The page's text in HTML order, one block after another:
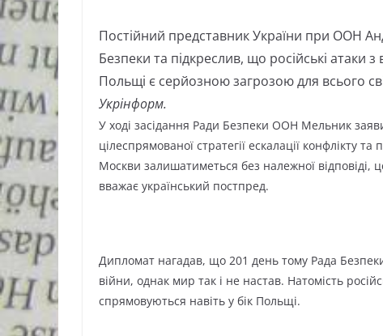
Постійний представник України при ООН
Безпеки та підкреслив, що російські атаки
Польщі є серйозною загрозою для всього
Укрінформ.
У ході засідання Ради Безпеки ООН Мельник
цілеспрямованої стратегії ескалації конфлікту
Москви залишатиметься без належної відповіді,
вважає український постпред.
Дипломат нагадав, що 201 день тому Рада
війни, однак мир так і не настав. Натомість
спрямовуються навіть у бік Польщі.